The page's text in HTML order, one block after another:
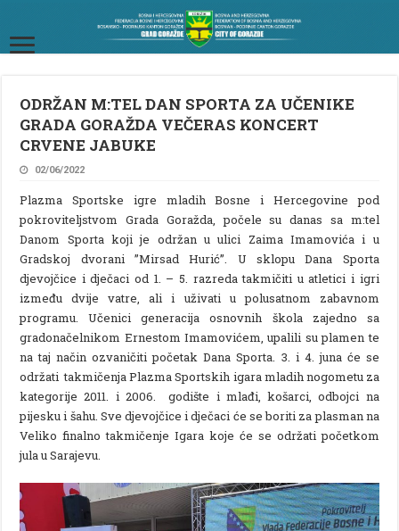
ODRŽAN M:TEL DAN SPORTA ZA UČENIKE
GRADA GORAŽDA VEČERAS KONCERT
CRVENE JABUKE
02/06/2022
Plazma Sportske igre mladih Bosne i Hercegovine pod
pokroviteljstvom Grada Goražda, počele su danas sa m:tel
Danom Sporta koji je održan u ulici Zaima Imamovića i u
Gradskoj dvorani ”Mirsad Hurić”. U sklopu Dana Sporta
djevojčice i dječaci od 1. – 5. razreda takmičiti u atletici i igri
između dvije vatre, ali i uživati u polusatnom zabavnom
programu. Učenici generacija osnovnih škola zajedno sa
gradonačelnikom Ernestom Imamovićem, upalili su plamen te
na taj način ozvaničiti početak Dana Sporta. 3. i 4. juna će se
održati takmičenja Plazma Sportskih igara mladih nogometu za
kategorije 2011. i 2006. godište i mlađi, košarci, odbojci na
pijesku i šahu. Sve djevojčice i dječaci će se boriti za plasman na
Veliko finalno takmičenje Igara koje će se održati početkom
jula u Sarajevu.